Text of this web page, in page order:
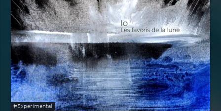
#Experimental